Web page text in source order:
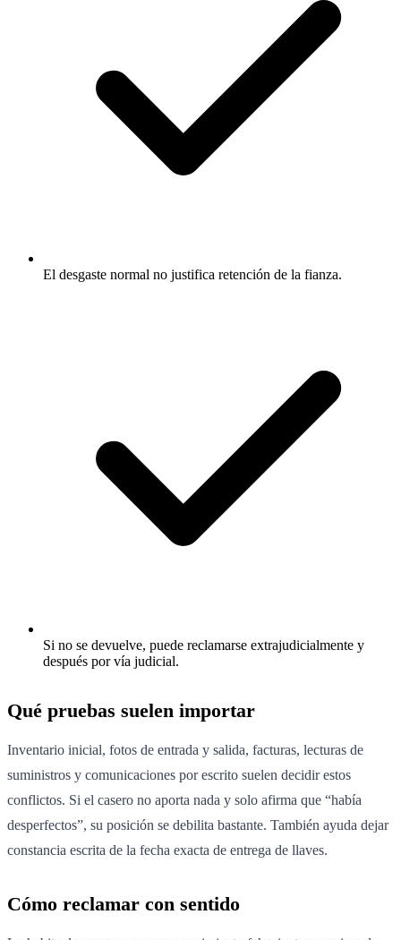
El desgaste normal no justifica retención de la fianza.
Si no se devuelve, puede reclamarse extrajudicialmente y
después por vía judicial.
Qué pruebas suelen importar
Inventario inicial, fotos de entrada y salida, facturas, lecturas de
suministros y comunicaciones por escrito suelen decidir estos
conflictos. Si el casero no aporta nada y solo afirma que “había
desperfectos”, su posición se debilita bastante. También ayuda dejar
constancia escrita de la fecha exacta de entrega de llaves.
Cómo reclamar con sentido